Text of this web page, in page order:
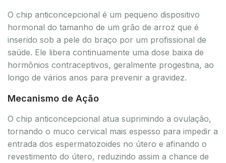
O chip anticoncepcional é um pequeno dispositivo
hormonal do tamanho de um grão de arroz que é
inserido sob a pele do braço por um profissional de
saúde. Ele libera continuamente uma dose baixa de
hormônios contraceptivos, geralmente progestina, ao
longo de vários anos para prevenir a gravidez.
Mecanismo de Ação
O chip anticoncepcional atua suprimindo a ovulação,
tornando o muco cervical mais espesso para impedir a
entrada dos espermatozoides no útero e afinando o
revestimento do útero, reduzindo assim a chance de